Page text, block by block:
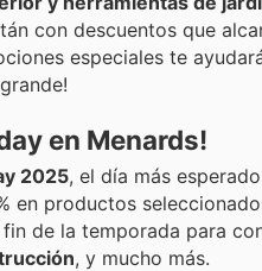
con descuentos que
especiales te
en Menards!
2025, el día más
en productos
de la temporada para
, y mucho más.